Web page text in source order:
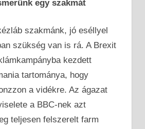
egy szakmát
szakmánk, jó eséllyel
szükség van is rá. A Brexit
kezdett
tartománya, hogy
a vidékre. Az ágazat
a BBC-nek azt
teljesen felszerelt farm